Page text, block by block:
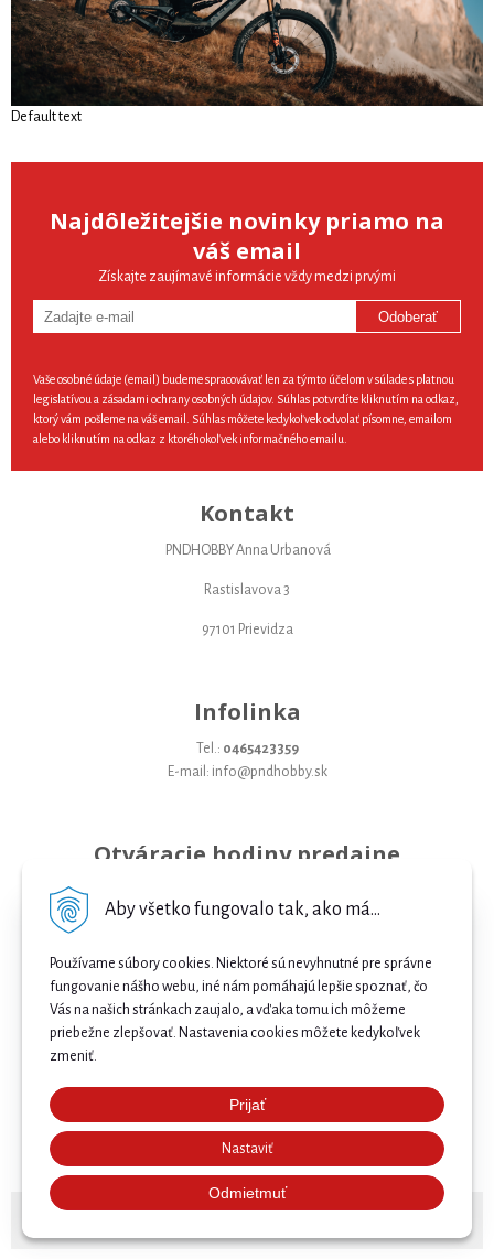
Aby všetko fungovalo tak, ako má...
Používame súbory cookies. Niektoré sú nevyhnutné pre správne
fungovanie nášho webu, iné nám pomáhajú lepšie spoznať, čo
Vás na našich stránkach zaujalo, a vďaka tomu ich môžeme
priebežne zlepšovať. Nastavenia cookies môžete kedykoľvek
zmeniť.
Prijať
Nastaviť
Odmietmuť
Default text
Najdôležitejšie novinky priamo na
váš email
Získajte zaujímavé informácie vždy medzi prvými
Odoberať
Vaše osobné údaje (email) budeme spracovávať len za týmto účelom v súlade s platnou
legislatívou a zásadami ochrany osobných údajov. Súhlas potvrdíte kliknutím na odkaz,
ktorý vám pošleme na váš email. Súhlas môžete kedykoľvek odvolať písomne, emailom
alebo kliknutím na odkaz z ktoréhokoľvek informačného emailu.
Kontakt
PNDHOBBY Anna Urbanová
Rastislavova 3
97101 Prievidza
Infolinka
Tel.: 0465423359
E-mail: info@pndhobby.sk
Otváracie hodiny predajne
Streda 09-17
Štvrtok 09-17
Sobota 09-12
Nedeľa Zatvorené
© 2026 Bicykle, E-bicykle a Servis Prievidza •NextShop&e-shop Pohoda Connectorby
Najnižšia cena .
Našli ste nižšiu cenu e-biku? Prekonáme ju! 🔥 Pošlite
nám ponuku a získajte ešte lepšiu cenu. 🚴⚡